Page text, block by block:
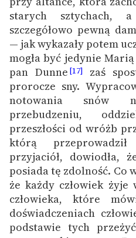
starych sztychach,
szczegółowo pewną
— jak wykazały potem
mogła być jedynie
pan Dunne [17]
zaś
prorocze sny.
notowania snów
przebudzeniu,
przeszłości od wróżb
którą
przyjaciół, dowiodła,
posiada tę zdolność. Co
że każdy człowiek żyje
człowieka, które
doświadczeniach
podstawie tych